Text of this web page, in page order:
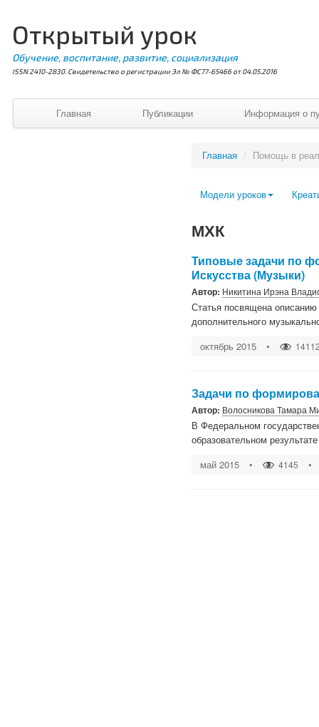
Открытый урок
Обучение, воспитание, развитие, социализация
ISSN 2410-2830. Свидетельство о регистрации Эл № ФС77-65466 от 04.05.2016
Главная Публикации Информация о
Главная / Помощь в
Модели уроков
МХК
Типовые задачи по
Искусства (Музыки)
Автор: Никитина Ирэна
Статья посвящена
дополнительного
октябрь 2015 •
Задачи по
Автор: Волосникова Тамара
В Федеральном
образовательном результате
май 2015 • 4145 •